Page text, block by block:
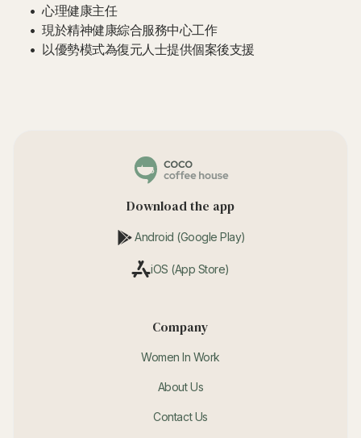
•⁠ ⁠⁠心理健康主任
•⁠ ⁠⁠現於精神健康綜合服務中心工作
•⁠ ⁠⁠以優勢模式為復元人士提供個案後支援
Download the app
Android (Google Play)
iOS (App Store)
Company
Women In Work
About Us
Contact Us